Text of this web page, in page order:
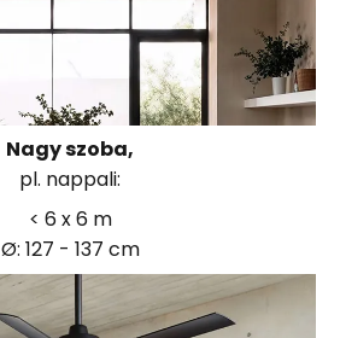
Nagy szoba,
pl. nappali:
< 6 x 6 m
Ø: 127 - 137 cm